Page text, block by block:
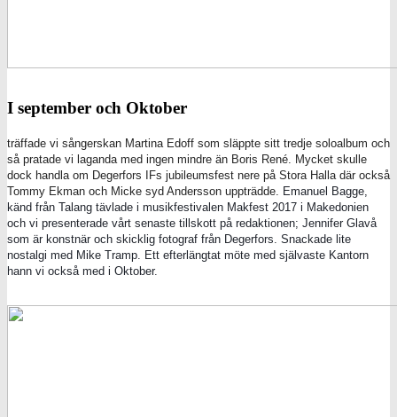
I september och Oktober
träffade vi sångerskan Martina Edoff som släppte sitt tredje soloalbum och
så pratade vi laganda med ingen mindre än Boris René. Mycket skulle
dock handla om Degerfors IFs jubileumsfest nere på Stora Halla där också
Tommy Ekman och Micke syd Andersson uppträdde. Emanuel Bagge,
känd från Talang tävlade i musikfestivalen Makfest 2017 i Makedonien
och vi presenterade vårt senaste tillskott på redaktionen; Jennifer Glavå
som är konstnär och skicklig fotograf från Degerfors. Snackade lite
nostalgi med Mike Tramp. Ett efterlängtat möte med självaste Kantorn
hann vi också med i Oktober.